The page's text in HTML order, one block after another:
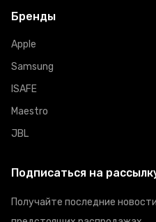
Бренды
Apple
Samsung
ISAFE
Maestro
JBL
Подписаться на
Получайте последние